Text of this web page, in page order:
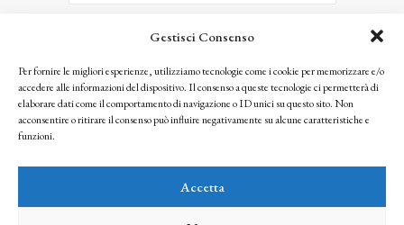
Gestisci Consenso
Per fornire le migliori esperienze, utilizziamo tecnologie come i cookie per memorizzare e/o
accedere alle informazioni del dispositivo. Il consenso a queste tecnologie ci permetterà di
elaborare dati come il comportamento di navigazione o ID unici su questo sito. Non
acconsentire o ritirare il consenso può influire negativamente su alcune caratteristiche e
funzioni.
Accetta
ISCRIVITI
Facendo clic per iscriverti, riconosci che le tue informazioni saranno trattate
seguendo la nostra Privacy Policy
© 2025 Istituto Matteucci. All right reserved
l’autorizzazione scritta dei proprietari dei diritti e dell’Istituto Matteucci